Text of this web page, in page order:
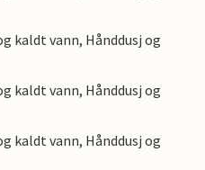
kaldt vann, Hånddusj og
kaldt vann, Hånddusj og
kaldt vann, Hånddusj og